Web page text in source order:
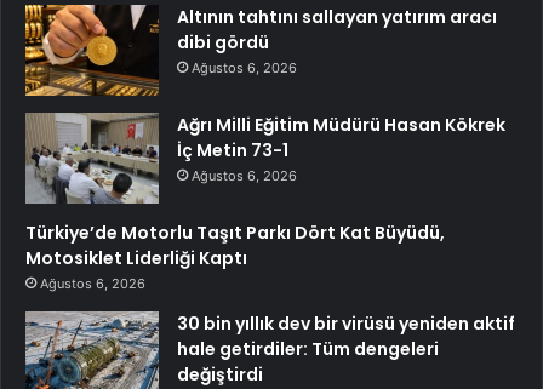
Altının tahtını sallayan yatırım aracı
dibi gördü
Ağustos 6, 2026
Ağrı Milli Eğitim Müdürü Hasan Kökrek
İç Metin 73-1
Ağustos 6, 2026
Türkiye’de Motorlu Taşıt Parkı Dört Kat Büyüdü,
Motosiklet Liderliği Kaptı
Ağustos 6, 2026
30 bin yıllık dev bir virüsü yeniden aktif
hale getirdiler: Tüm dengeleri
değiştirdi